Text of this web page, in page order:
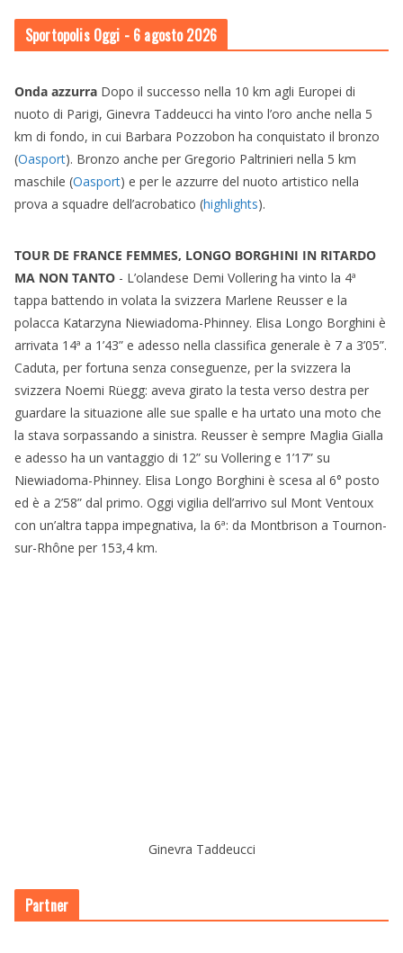
Sportopolis Oggi - 6 agosto 2026
Onda azzurra Dopo il successo nella 10 km agli Europei di
nuoto di Parigi, Ginevra Taddeucci ha vinto l’oro anche nella 5
km di fondo, in cui Barbara Pozzobon ha conquistato il bronzo
(Oasport). Bronzo anche per Gregorio Paltrinieri nella 5 km
maschile (Oasport) e per le azzurre del nuoto artistico nella
prova a squadre dell’acrobatico (highlights).
TOUR DE FRANCE FEMMES, LONGO BORGHINI IN RITARDO
MA NON TANTO - L’olandese Demi Vollering ha vinto la 4ª
tappa battendo in volata la svizzera Marlene Reusser e la
polacca Katarzyna Niewiadoma-Phinney. Elisa Longo Borghini è
arrivata 14ª a 1’43” e adesso nella classifica generale è 7 a 3’05”.
Caduta, per fortuna senza conseguenze, per la svizzera la
svizzera Noemi Rüegg: aveva girato la testa verso destra per
guardare la situazione alle sue spalle e ha urtato una moto che
la stava sorpassando a sinistra. Reusser è sempre Maglia Gialla
e adesso ha un vantaggio di 12” su Vollering e 1’17” su
Niewiadoma-Phinney. Elisa Longo Borghini è scesa al 6° posto
ed è a 2’58” dal primo. Oggi vigilia dell’arrivo sul Mont Ventoux
con un’altra tappa impegnativa, la 6ª: da Montbrison a Tournon-
sur-Rhône per 153,4 km.
Ginevra Taddeucci
Partner